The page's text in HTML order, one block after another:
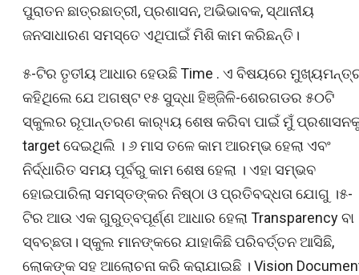
ପୁରାତନ ଛାତ୍ରଛାତ୍ରୀ, ପ୍ରଶାସନ, ଅଭିଭାବକ, ସ୍ଥାନୀୟ
ଜନସାଧାରଣ ସମସ୍ତେ ଏଥିପାଇଁ ମିଶି କାମ କରିଛନ୍ତି।
୫-ଟିର ତୃତୀୟ ଆଧାର ହେଉଛି Time . ଏ ବିଷୟରେ
କହିଥିଲେ ଯେ ଅଗଷ୍ଟ ୧୫ ସୁଦ୍ଧା ହିଞ୍ଜିଳି-ଶେରଗଡର ୫୦ଟି
ସ୍କୁଲର ରୂପାନ୍ତରଣ କାର‌୍ୟ୍ୟ ଶେଷ କରିବା ପାଇଁ ମୁଁ
target ଦେଇଥିଲି । ୬ ମାସ ତଳେ କାମ ଆରମ୍ଭ ହେଲା ଏବଂ
ନିର୍ଦ୍ଧାରିତ ସମୟ ପୂର୍ବରୁ କାମ ଶେଷ ହେଲା । ଏହା ସମ୍ଭବ
ହୋଇପାରିଲା ସମସ୍ତଙ୍କର ନିଷ୍ଠା ଓ ପ୍ରତିବଦ୍ଧତା ଯୋଗୁ ।୫-
ଟିର ଆଉ ଏକ ଗୁରୁତ୍ବପୂର୍ଣ୍ଣ ଆଧାର ହେଲା Transparency ବା
ସ୍ବଚ୍ଛତା। ସ୍କୁଲ ମାନଙ୍କରେ ଯାହାକିଛି ପରିବର୍ତ୍ତନ ଆସିଛି,
ଲୋକଙ୍କ ସହ ଆଲୋଚନା କରି କରାଯାଇଛି । Vision